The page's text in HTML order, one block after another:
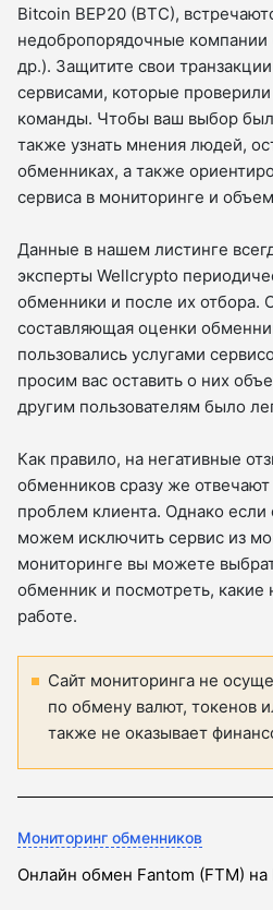
Bitcoin BEP20 (BTC),
недобропорядочные
др.). Защитите свои
сервисами, которые
команды. Чтобы ваш выбор
также узнать мнения людей,
обменниках, а также
сервиса в мониторинге и
Данные в нашем листинге
эксперты Wellcrypto
обменники и после их
составляющая оценки
пользовались услугами
просим вас оставить о них
другим пользователям было
Как правило, на негативные
обменников сразу же
проблем клиента. Однако если
можем исключить сервис из
мониторинге вы можете
обменник и посмотреть, какие
работе.
Сайт мониторинга не
по обмену валют, токенов
также не оказывает
Мониторинг обменников
Онлайн обмен Fantom (FTM) на